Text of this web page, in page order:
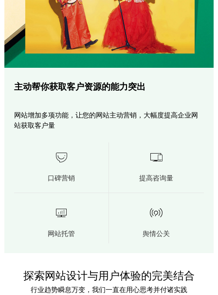
主动帮你获取客户资源的能力突出
网站增加多项功能，让您的网站主动营销，大幅度提高企业网
站获取客户量

口碑营销

提高咨询量

网站托管

舆情公关
探索网站设计与用户体验的完美结合
行业趋势瞬息万变，我们一直在用心思考并付诸实践